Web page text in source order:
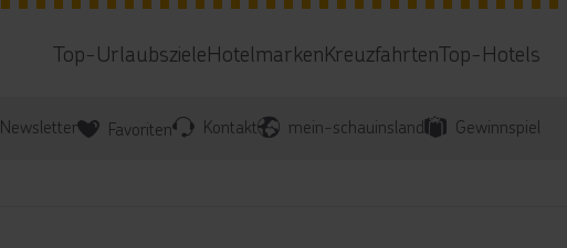
Top-UrlaubszieleHotelmarkenKreuzfahrtenTop-Hotels
Newsletter Favoriten Kontakt mein-schauinsland Gewinnspiel